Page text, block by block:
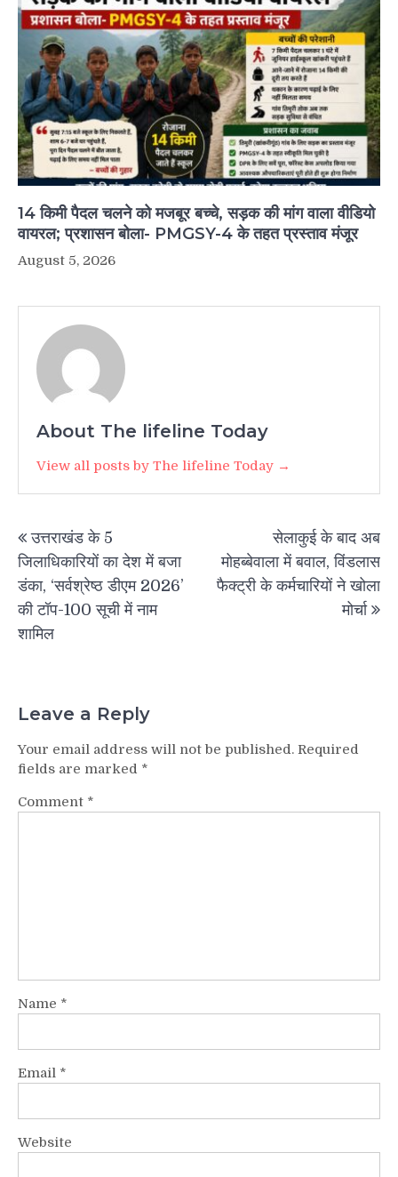
14 किमी पैदल चलने को मजबूर बच्चे, सड़क की मांग वाला वीडियो
वायरल; प्रशासन बोला- PMGSY-4 के तहत प्रस्ताव मंजूर
August 5, 2026
About The lifeline Today
View all posts by The lifeline Today →
navigation
उत्तराखंड के 5
जिलाधिकारियों का देश में बजा
डंका, ‘सर्वश्रेष्ठ डीएम 2026’
की टॉप-100 सूची में नाम
शामिल
सेलाकुई के बाद अब
मोहब्बेवाला में बवाल, विंडलास
फैक्ट्री के कर्मचारियों ने खोला
मोर्चा
Leave a Reply
Your email address will not be published. Required
fields are marked *
Comment *
Name *
Email *
Website